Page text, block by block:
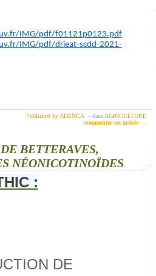
IMG/pdf/f01121p0123.pdf
IMG/pdf/drieat-scdd-2021-
Published by ADENCA - dans AGRICULTURE
commenter cet article
BETTERAVES,
NÉONICOTINOÏDES
:
DE